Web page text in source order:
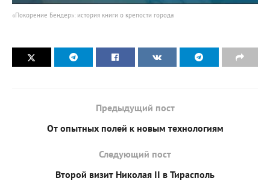
«Покорение Бендер»: история книги о крепости города
Предыдущий пост
От опытных полей к новым технологиям
Следующий пост
Второй визит Николая II в Тирасполь